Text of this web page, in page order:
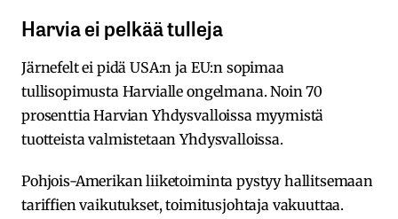
Harvia ei pelkää tulleja
Järnefelt ei pidä USA:n ja EU:n sopimaa
tullisopimusta Harvialle ongelmana. Noin 70
prosenttia Harvian Yhdysvalloissa myymistä
tuotteista valmistetaan Yhdysvalloissa.
Pohjois-Amerikan liiketoiminta pystyy hallitsemaan
tariffien vaikutukset, toimitusjohtaja vakuuttaa.